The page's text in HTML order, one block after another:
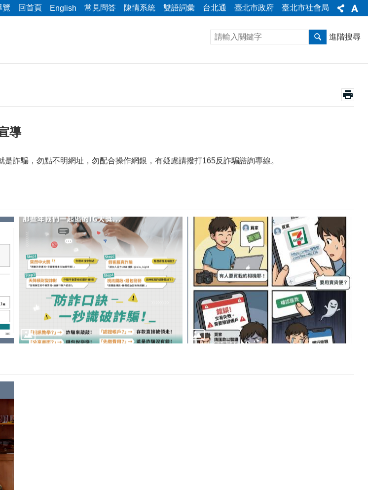
覽 回首頁 English 常見問答 陳情系統 雙語詞彙 台北通 臺北市政府 臺北市社會局
進階搜尋
導
詐騙，勿點不明網址，勿配合操作網銀，有疑慮請撥打165反詐騙諮詢專線。